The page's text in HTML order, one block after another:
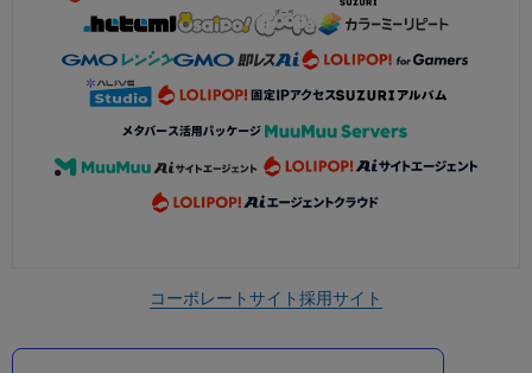
コーポレートサイト採用サイト